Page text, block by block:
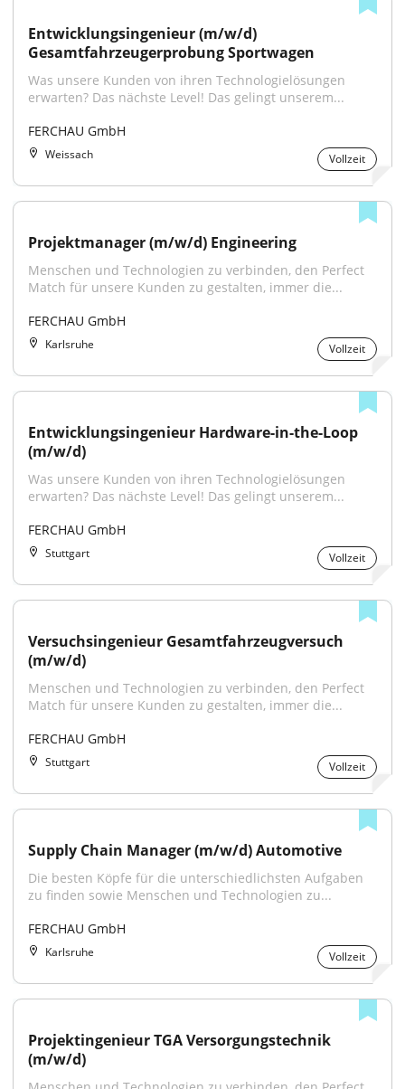
Entwicklungsingenieur (m/w/d)
Gesamtfahrzeugerprobung Sportwagen
Was unsere Kunden von ihren Technologielösungen
erwarten? Das nächste Level! Das gelingt unserem...
FERCHAU GmbH
Weissach Vollzeit
Projektmanager (m/w/d) Engineering
Menschen und Technologien zu verbinden, den Perfect
Match für unsere Kunden zu gestalten, immer die...
FERCHAU GmbH
Karlsruhe Vollzeit
Entwicklungsingenieur Hardware-in-the-Loop
(m/w/d)
Was unsere Kunden von ihren Technologielösungen
erwarten? Das nächste Level! Das gelingt unserem...
FERCHAU GmbH
Stuttgart Vollzeit
Versuchsingenieur Gesamtfahrzeugversuch
(m/w/d)
Menschen und Technologien zu verbinden, den Perfect
Match für unsere Kunden zu gestalten, immer die...
FERCHAU GmbH
Stuttgart Vollzeit
Supply Chain Manager (m/w/d) Automotive
Die besten Köpfe für die unterschiedlichsten Aufgaben
zu finden sowie Menschen und Technologien zu...
FERCHAU GmbH
Karlsruhe Vollzeit
Projektingenieur TGA Versorgungstechnik
(m/w/d)